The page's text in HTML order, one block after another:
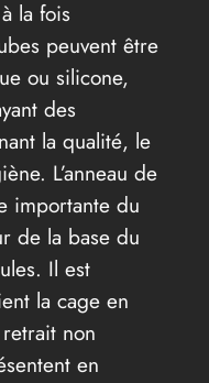
la fois
peuvent être
ou silicone,
des
la qualité, le
L’anneau de
importante du
de la base du
Il est
la cage en
non
en